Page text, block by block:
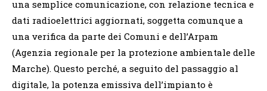
una semplice comunicazione, con relazione tecnica e
dati radioelettrici aggiornati, soggetta comunque a
una verifica da parte dei Comuni e dell’Arpam
(Agenzia regionale per la protezione ambientale delle
Marche). Questo perché, a seguito del passaggio al
digitale, la potenza emissiva dell’impianto è